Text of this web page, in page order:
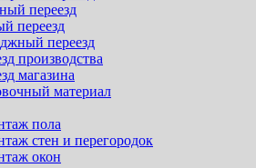
переезд
переезд
переезд
производства
магазина
материал
пола
стен и перегородок
окон